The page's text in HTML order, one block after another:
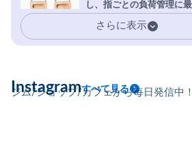
し、指ごとの負荷管理に
イマーの指を本気で鍛え
さらに表示
ジム/ショップ/カフェから毎日発信中！
Instagramすべて見る